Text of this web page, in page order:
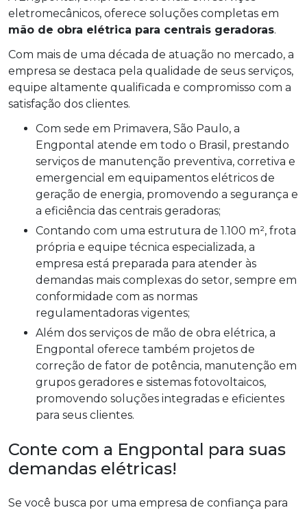
eletromecânicos, oferece soluções completas em
mão de obra elétrica para centrais geradoras.
Com mais de uma década de atuação no mercado, a
empresa se destaca pela qualidade de seus serviços,
equipe altamente qualificada e compromisso com a
satisfação dos clientes.
Com sede em Primavera, São Paulo, a
Engpontal atende em todo o Brasil, prestando
serviços de manutenção preventiva, corretiva e
emergencial em equipamentos elétricos de
geração de energia, promovendo a segurança e
a eficiência das centrais geradoras;
Contando com uma estrutura de 1.100 m², frota
própria e equipe técnica especializada, a
empresa está preparada para atender às
demandas mais complexas do setor, sempre em
conformidade com as normas
regulamentadoras vigentes;
Além dos serviços de mão de obra elétrica, a
Engpontal oferece também projetos de
correção de fator de potência, manutenção em
grupos geradores e sistemas fotovoltaicos,
promovendo soluções integradas e eficientes
para seus clientes.
Conte com a Engpontal para suas
demandas elétricas!
Se você busca por uma empresa de confiança para